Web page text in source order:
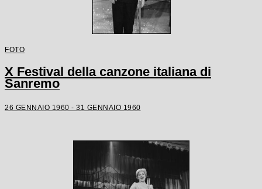
FOTO
X Festival della canzone italiana di
Sanremo
26 GENNAIO 1960 - 31 GENNAIO 1960